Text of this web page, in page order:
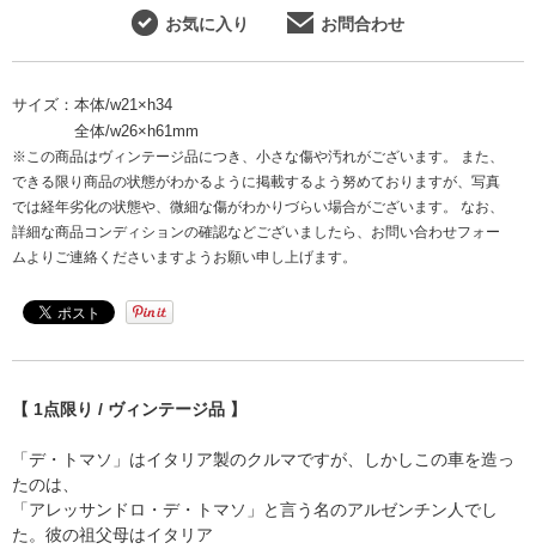
お気に入り お問合わせ
サイズ： 本体/w21×h34
全体/w26×h61mm
※この商品はヴィンテージ品につき、小さな傷や汚れがございます。 また、
できる限り商品の状態がわかるように掲載するよう努めておりますが、写真
では経年劣化の状態や、微細な傷がわかりづらい場合がございます。 なお、
詳細な商品コンディションの確認などございましたら、お問い合わせフォー
ムよりご連絡くださいますようお願い申し上げます。
【 1点限り / ヴィンテージ品 】
「デ・トマソ」はイタリア製のクルマですが、しかしこの車を造っ
たのは、
「アレッサンドロ・デ・トマソ」と言う名のアルゼンチン人でし
た。彼の祖父母はイタリア